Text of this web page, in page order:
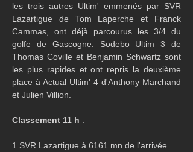
les trois autres Ultim' emmenés par SVR
Lazartigue de Tom Laperche et Franck
Cammas, ont déjà parcourus les 3/4 du
golfe de Gascogne. Sodebo Ultim 3 de
Thomas Coville et Benjamin Schwartz sont
les plus rapides et ont repris la deuxième
place à Actual Ultim' 4 d'Anthony Marchand
et Julien Villion.
Classement 11 h :
1 SVR Lazartigue à 6161 mn de l'arrivée